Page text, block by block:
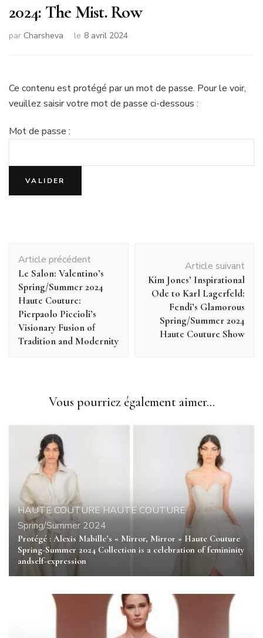
2024: The Mist. Row
par Charsheva le 8 avril 2024
Ce contenu est protégé par un mot de passe. Pour le voir,
veuillez saisir votre mot de passe ci-dessous :
Mot de passe :
d'article
Article précédent
Le Salon: Valentino’s
Spring/Summer 2024
Haute Couture:
Pierpaolo Piccioli’s
Visionary Fusion of
Tradition and Modernity
Article suivant
Kim Jones’ Inspirational
Ode to Karl Lagerfeld:
Fendi’s Glamorous
Spring/Summer 2024
Haute Couture Show
Vous pourriez également aimer...
HAUTE COUTUREHAUTE COUTURE
Spring/Summer 2024
Protégé : Alexis Mabille’s « Mirror, Mirror » Haute Couture
Spring-Summer 2024 Collection is a celebration of femininity
andself-expression